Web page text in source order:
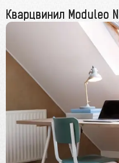
Паркет
Ламинат
Плинтус
Паркетная химия
Масла и краски
Инструмент и
Кварцвинил Moduleo